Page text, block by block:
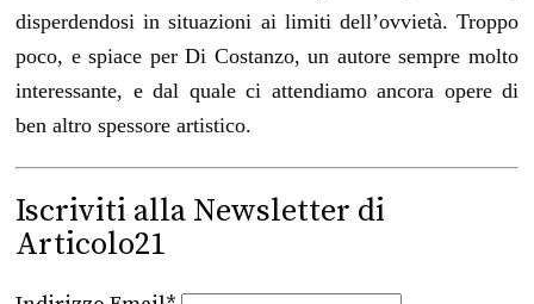
disperdendosi in situazioni ai limiti dell’ovvietà. Troppo
poco, e spiace per Di Costanzo, un autore sempre molto
interessante, e dal quale ci attendiamo ancora opere di
ben altro spessore artistico.
Iscriviti alla Newsletter di
Articolo21